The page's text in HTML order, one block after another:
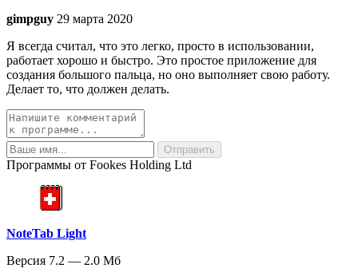
gimpguy 29 марта 2020
Я всегда считал, что это легко, просто в использовании,
работает хорошо и быстро. Это простое приложение для
создания большого пальца, но оно выполняет свою работу.
Делает то, что должен делать.
Программы от Fookes Holding Ltd
NoteTab Light
Версия 7.2 — 2.0 Мб